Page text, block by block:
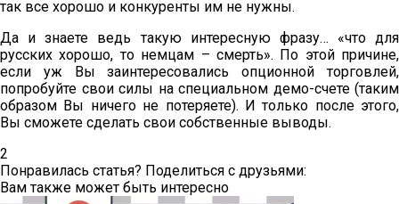
так все хорошо и конкуренты им не нужны.
Да и знаете ведь такую интересную фразу… «что для
русских хорошо, то немцам – смерть». По этой причине,
если уж Вы заинтересовались опционной торговлей,
попробуйте свои силы на специальном демо-счете (таким
образом Вы ничего не потеряете). И только после этого,
Вы сможете сделать свои собственные выводы.
2
Понравилась статья? Поделиться с друзьями:
Вам также может быть интересно